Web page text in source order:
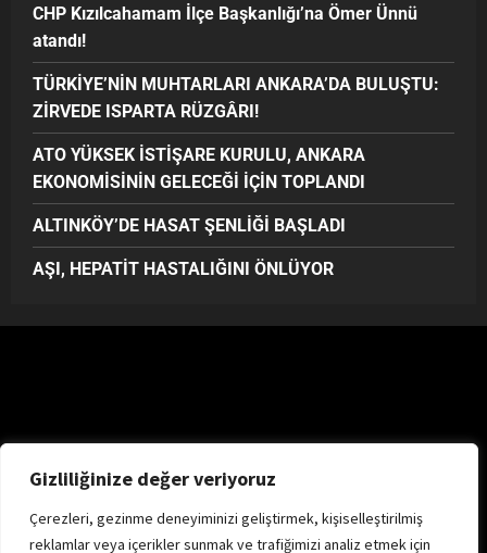
Gizliliğinize değer veriyoruz
Çerezleri, gezinme deneyiminizi geliştirmek, kişiselleştirilmiş
reklamlar veya içerikler sunmak ve trafiğimizi analiz etmek için
CHP Kızılcahamam İlçe Başkanlığı’na Ömer Ünnü
atandı!
TÜRKİYE’NİN MUHTARLARI ANKARA’DA BULUŞTU:
ZİRVEDE ISPARTA RÜZGÂRI!
ATO YÜKSEK İSTİŞARE KURULU, ANKARA
EKONOMİSİNİN GELECEĞİ İÇİN TOPLANDI
ALTINKÖY’DE HASAT ŞENLİĞİ BAŞLADI
AŞI, HEPATİT HASTALIĞINI ÖNLÜYOR